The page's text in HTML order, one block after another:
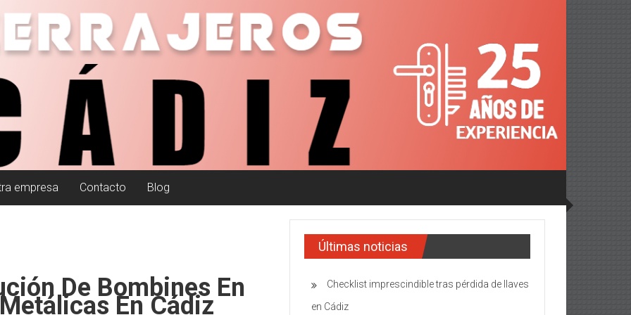
empresa Contacto Blog
De Bombines En
En Cádiz
Últimas noticias
Checklist imprescindible tras pérdida de llaves
en Cádiz